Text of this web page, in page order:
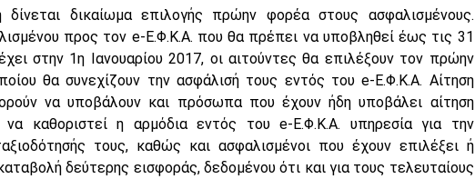
δικαίωμα επιλογής πρώην φορέα στους ασφαλισμένους.
προς τον e-Ε.Φ.Κ.Α. που θα πρέπει να υποβληθεί έως τις 31
στην 1η Ιανουαρίου 2017, οι αιτούντες θα επιλέξουν τον πρώην
θα συνεχίζουν την ασφάλισή τους εντός του e-Ε.Φ.Κ.Α. Αίτηση
να υποβάλουν και πρόσωπα που έχουν ήδη υποβάλει αίτηση
να καθοριστεί η αρμόδια εντός του e-Ε.Φ.Κ.Α. υπηρεσία για την
τους, καθώς και ασφαλισμένοι που έχουν επιλέξει ή
δεύτερης εισφοράς, δεδομένου ότι και για τους τελευταίους